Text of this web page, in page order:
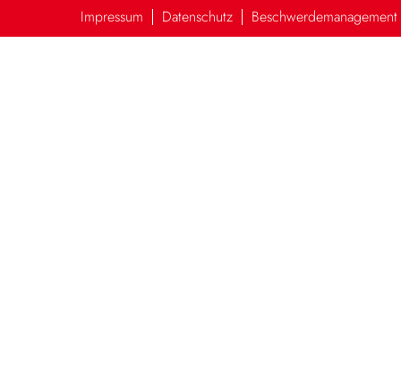
Impressum Datenschutz Beschwerdemanagement